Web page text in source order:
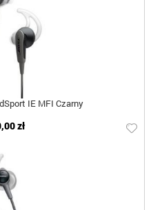
IE MFI Czarny
zł